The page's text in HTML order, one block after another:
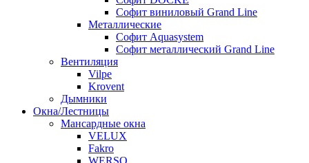
Софит виниловый Grand Line
Металлические
Софит Aquasystem
Софит металлический Grand Line
Вентиляция
Vilpe
Krovent
Дымники
Окна/Лестницы
Мансардные окна
VELUX
Fakro
WERSO